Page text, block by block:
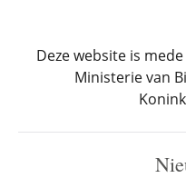
Deze website is
Ministerie van